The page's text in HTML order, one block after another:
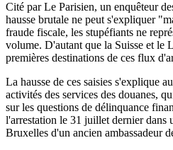
Cité par Le Parisien, un enquêteur
hausse brutale ne peut s'expliquer
fraude fiscale, les stupéfiants ne
volume. D'autant que la Suisse et le
premières destinations de ces flux
La hausse de ces saisies s'explique
activités des services des douanes,
sur les questions de délinquance
l'arrestation le 31 juillet dernier dans
Bruxelles d'un ancien ambassadeur